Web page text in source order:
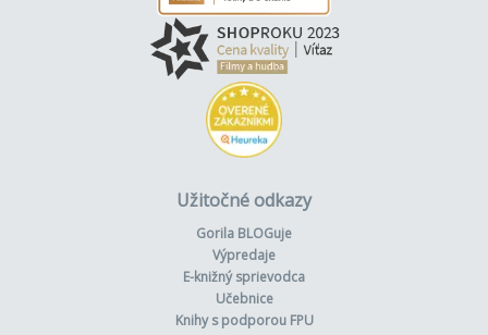
Užitočné odkazy
Gorila BLOGuje
Výpredaje
E-knižný sprievodca
Učebnice
Knihy s podporou FPU